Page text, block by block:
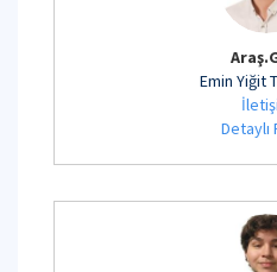
Emin Yiğit
Detaylı